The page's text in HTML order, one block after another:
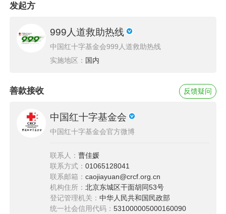
者，在移植仓里依然保持乐观的心态，用歌声打
募集到了20万元资助款，目前她已经在大家的帮
助下完成移植，正在康复中。以前只能躺在病床
散步。
“父爱如山，伴我对抗病魔”
发起方
999人道救助热线
中国红十字基金会999人道救助热线
实施地区： 国内
善款接收
中国红十字基金会
中国红十字基金会官方微博
联系人：曹佳媛
联系方式：01065128041
联系邮箱：caojiayuan@crcf.org.cn
机构住所：北京东城区干面胡同53号
登记管理机关：中华人民共和国民政部
统一社会信用代码：531000005000160090
反馈疑问